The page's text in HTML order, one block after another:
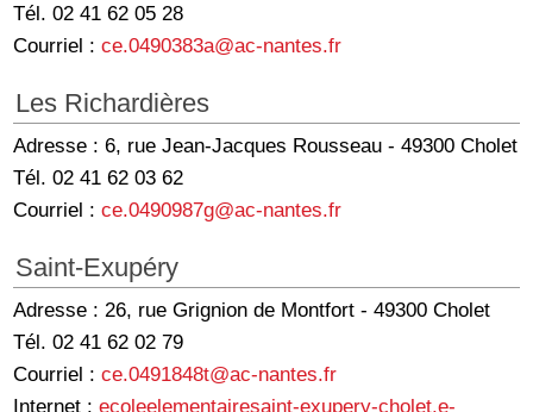
Tél. 02 41 62 05 28
Courriel :ce.0490383a@ac-nantes.fr
Les Richardières
Adresse : 6, rue Jean-Jacques Rousseau - 49300 Cholet
Tél. 02 41 62 03 62
Courriel :ce.0490987g@ac-nantes.fr
Saint-Exupéry
Adresse : 26, rue Grignion de Montfort - 49300 Cholet
Tél. 02 41 62 02 79
Courriel :ce.0491848t@ac-nantes.fr
Internet :ecoleelementairesaint-exupery-cholet.e-